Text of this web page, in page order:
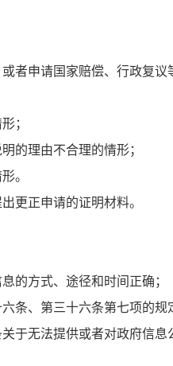
者申请国家赔偿、行政复议
；
的理由不合理的情形；
。
更正申请的证明材料。
的方式、途径和时间正确；
条、第三十六条第七项的规
于无法提供或者对政府信息